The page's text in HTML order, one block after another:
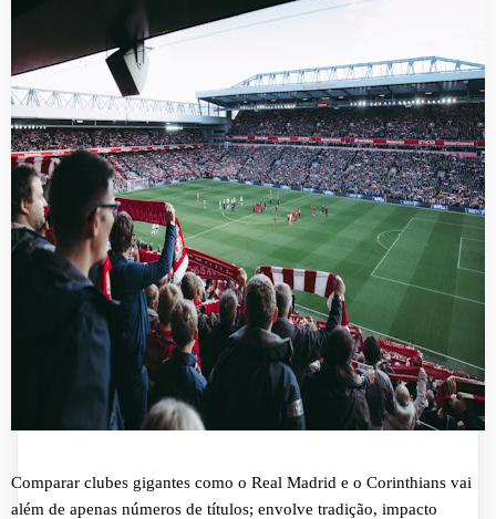
Comparar clubes gigantes como o Real Madrid e o Corinthians vai
além de apenas números de títulos; envolve tradição, impacto